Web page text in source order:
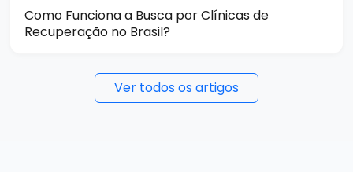
Como Funciona a Busca por Clínicas de
Recuperação no Brasil?
Ver todos os artigos